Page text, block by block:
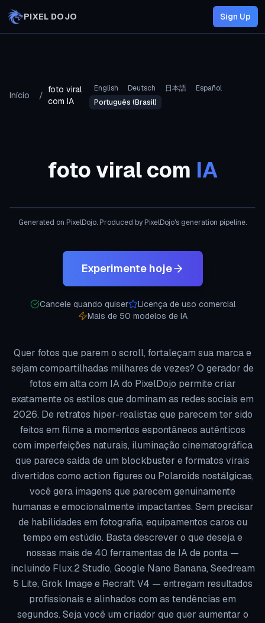
Skip to main content
PIXEL DOJO Sign Up
Início /
foto viral
com IA
English Deutsch 日本語
Español
Português (Brasil)
foto viral com IA
Generated on PixelDojo. Produced by PixelDojo's generation pipeline.
Experimente hoje
Cancele quando quiser
Licença de uso comercial
Mais de 50 modelos de IA
Quer fotos que parem o scroll, fortaleçam sua marca e
sejam compartilhadas milhares de vezes? O gerador de
fotos em alta com IA do PixelDojo permite criar
exatamente os estilos que dominam as redes sociais em
2026. De retratos hiper-realistas que parecem ter sido
feitos em filme a momentos espontâneos autênticos
com imperfeições naturais, iluminação cinematográfica
que parece saída de um blockbuster e formatos virais
divertidos como action figures ou Polaroids nostálgicas,
você gera imagens que parecem genuinamente
humanas e emocionalmente impactantes. Sem precisar
de habilidades em fotografia, equipamentos caros ou
tempo em estúdio. Basta descrever o que deseja e
nossas mais de 40 ferramentas de IA de ponta —
incluindo Flux.2 Studio, Google Nano Banana, Seedream
5 Lite, Grok Image e Recraft V4 — entregam resultados
profissionais e alinhados com as tendências em
segundos. Seja você um criador que quer aumentar o